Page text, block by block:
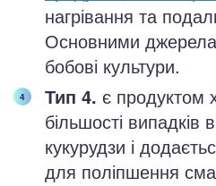
нагрівання та
Основними
бобові культури.
Тип 4. є продуктом
більшості випадків
кукурудзи і
для поліпшення